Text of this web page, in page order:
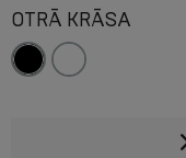
OTRĀ KRĀSA